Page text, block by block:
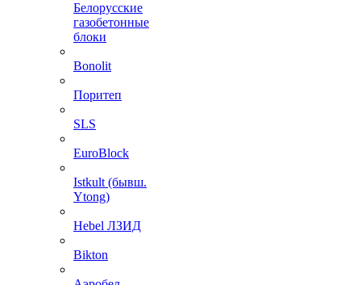
Белорусские
газобетонные
блоки
Bonolit
Поритеп
SLS
EuroBlock
Istkult (бывш.
Ytong)
Hebel ЛЗИД
Bikton